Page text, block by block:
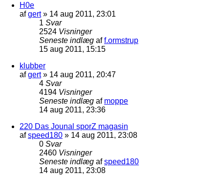
H0e
afgert» 14 aug 2011, 23:01
1 Svar
2524 Visninger
Seneste indlæg aff.ormstrup
15 aug 2011, 15:15
klubber
afgert» 14 aug 2011, 20:47
4 Svar
4194 Visninger
Seneste indlæg af moppe
14 aug 2011, 23:36
220 Das Jounal sporZ magasin
afspeed180 » 14 aug 2011, 23:08
0 Svar
2460 Visninger
Seneste indlæg afspeed180
14 aug 2011, 23:08